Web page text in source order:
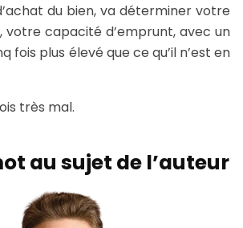
du bien, va déterminer votre
votre capacité d’emprunt, avec un
fois plus élevé que ce qu’il n’est en
très mal.
au sujet de l’auteur